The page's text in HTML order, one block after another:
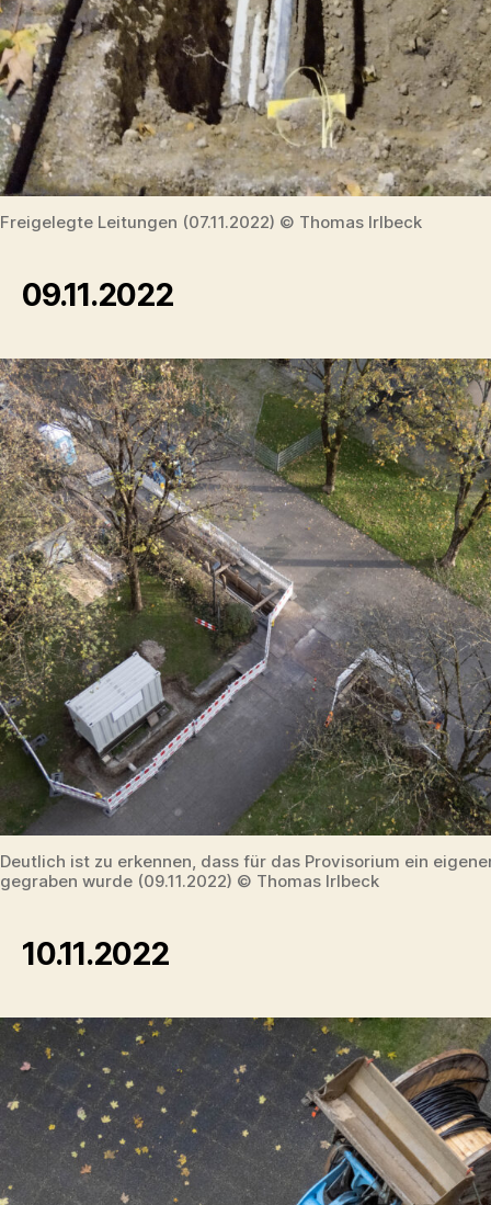
Freigelegte Leitungen (07.11.2022) © Thomas Irlbeck
09.11.2022
Deutlich ist zu erkennen, dass für das Provisorium ein
gegraben wurde (09.11.2022) © Thomas Irlbeck
10.11.2022